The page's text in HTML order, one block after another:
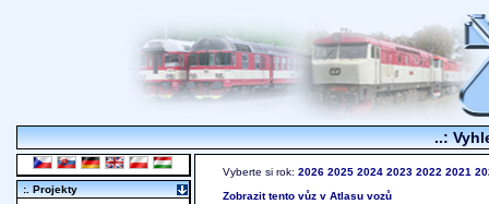
..:
Vyberte si rok: 2026 2025 2024 2023 2022 2021
Zobrazit tento vůz v Atlasu vozů
:. Projekty